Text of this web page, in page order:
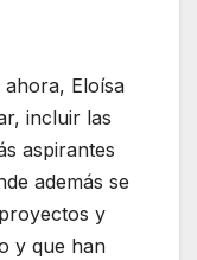
ahora, Eloísa
incluir las
aspirantes
además se
y
y que han